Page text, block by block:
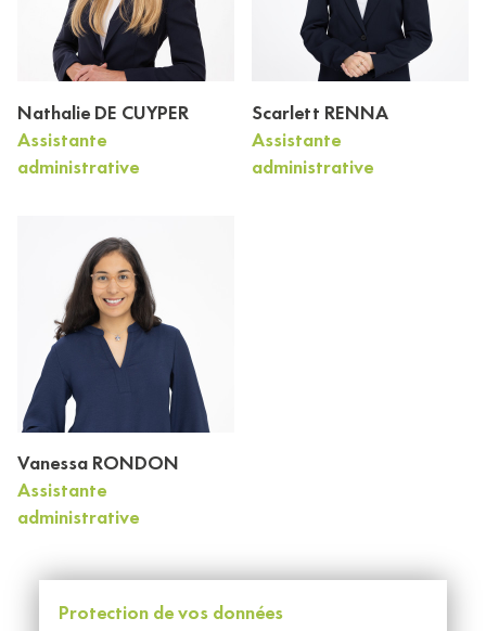
Nathalie DE CUYPER
Assistante
administrative
Scarlett RENNA
Assistante
administrative
Vanessa RONDON
Assistante
administrative
Protection de vos données